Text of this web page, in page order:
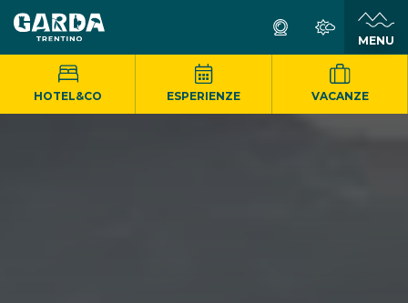
MENU
HOTEL&CO ESPERIENZE VACANZE